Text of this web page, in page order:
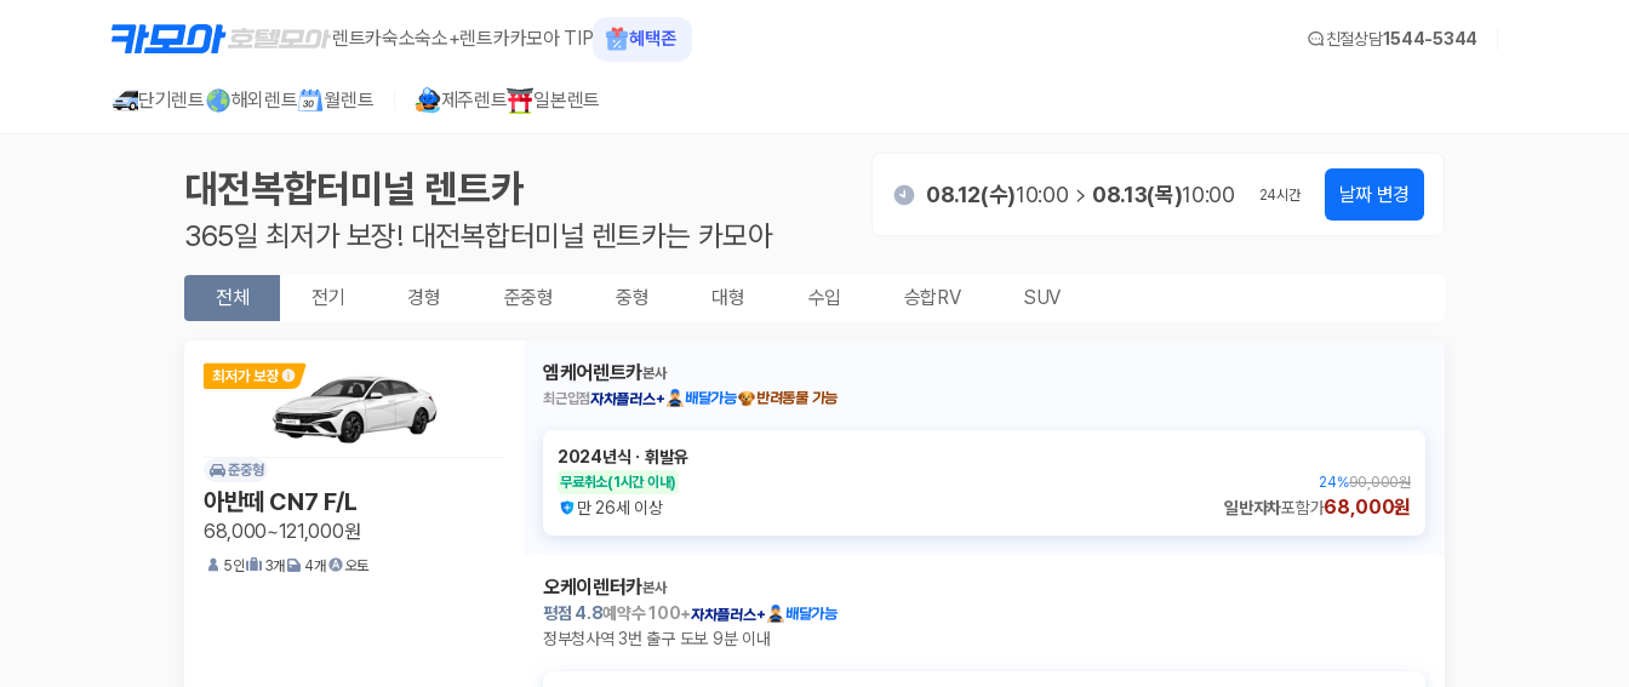
렌트카숙소숙소+렌트카카모아 TIP 혜택존 친절상담1544-5344
단기렌트 해외렌트 월렌트 제주렌트 일본렌트
대전복합터미널 렌트카
365일 최저가 보장! 대전복합터미널 렌트카는 카모아
08.12(수)10:00 08.13(목)10:00 24시간 날짜 변경
전체 전기 경형 준중형 중형 대형 수입 승합RV SUV
준중형
아반떼 CN7 F/L
68,000~121,000원
5인 3개 4개 오토
엠케어렌트카본사
최근입점자차플러스+ 배달가능 반려동물 가능
2024년식 ㆍ휘발유
무료취소(1시간 이내) 24%90,000원
만 26세 이상 일반자차포함가68,000원
오케이렌터카본사
평점 4.8예약수100+자차플러스+ 배달가능
정부청사역 3번 출구 도보 9분 이내